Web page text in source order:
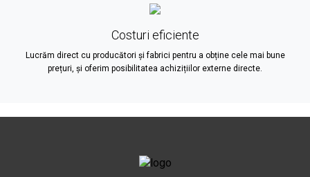
Costuri eficiente
Lucrăm direct cu producători și fabrici pentru a obține cele mai bune
prețuri, și oferim posibilitatea achizițiilor externe directe.